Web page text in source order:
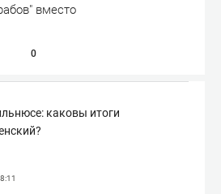
вместо
0
каковы итоги